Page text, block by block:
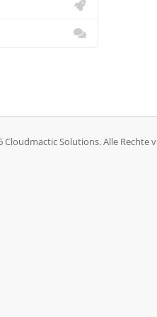
Cloudmactic Solutions. Alle Rechte